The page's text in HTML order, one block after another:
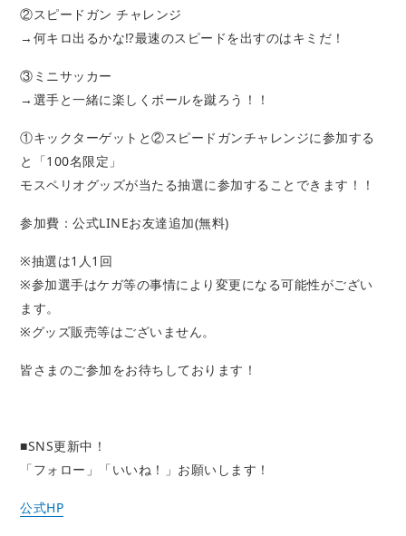
②スピードガン チャレンジ
→何キロ出るかな⁉最速のスピードを出すのはキミだ！
③ミニサッカー
→選手と一緒に楽しくボールを蹴ろう！！
①キックターゲットと②スピードガンチャレンジに参加する
と「100名限定」
モスペリオグッズが当たる抽選に参加することできます！！
参加費：公式LINEお友達追加(無料)
※抽選は1人1回
※参加選手はケガ等の事情により変更になる可能性がござい
ます。
※グッズ販売等はございません。
皆さまのご参加をお待ちしております！
■SNS更新中！
「フォロー」「いいね！」お願いします！
公式HP